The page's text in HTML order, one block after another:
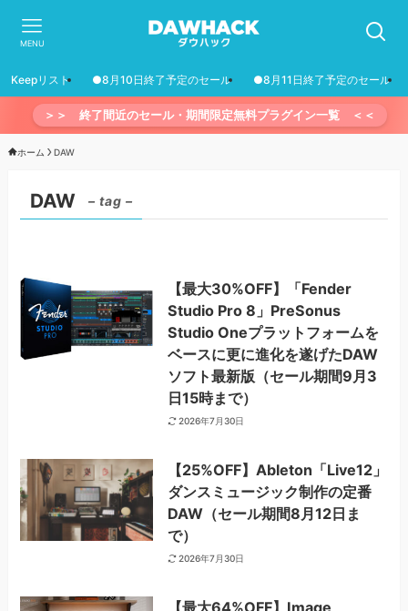
MENU
Keepリスト ●8月10日終了予定のセール ●8月11日終了予定のセール
＞＞ 終了間近のセール・期間限定無料プラグイン一覧 ＜＜
ホーム DAW
DAW – tag –
【最大30%OFF】「Fender
Studio Pro 8」PreSonus
Studio Oneプラットフォームを
ベースに更に進化を遂げたDAW
ソフト最新版（セール期間9月3
日15時まで）
2026年7月30日
【25%OFF】Ableton「Live12」
ダンスミュージック制作の定番
DAW（セール期間8月12日ま
で）
2026年7月30日
【最大64%OFF】Image